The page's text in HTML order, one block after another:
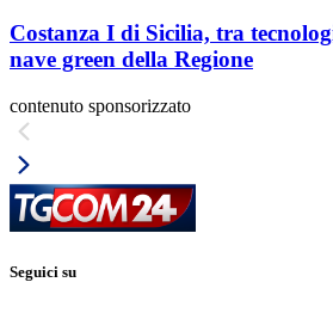
Costanza I di Sicilia, tra
nave green della Regione
contenuto sponsorizzato
Seguici su